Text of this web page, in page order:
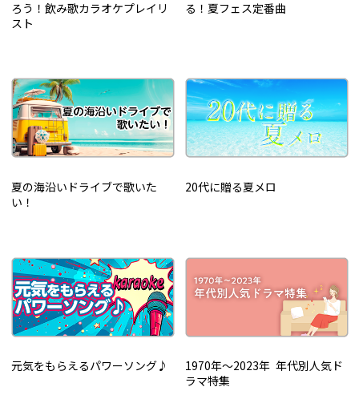
ろう！飲み歌カラオケプレイリ
スト
る！夏フェス定番曲
夏の海沿いドライブで歌いた
い！
20代に贈る夏メロ
元気をもらえるパワーソング♪
1970年～2023年 年代別人気ド
ラマ特集